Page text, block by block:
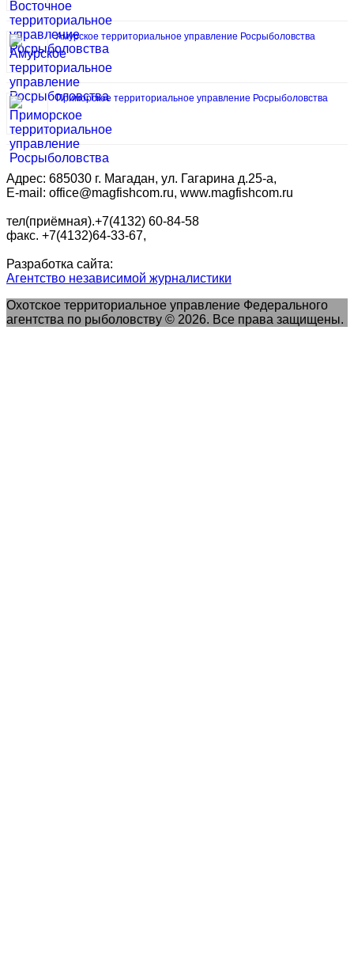
Амурское территориальное управление Росрыболовства
Приморское территориальное управление Росрыболовства
Адрес: 685030 г. Магадан, ул. Гагарина д.25-а,
E-mail: office@magfishcom.ru, www.magfishcom.ru
тел(приёмная).+7(4132) 60-84-58
факс. +7(4132)64-33-67,
Разработка сайта:
Агентство независимой журналистики
Охотское территориальное управление Федерального
агентства по рыболовству © 2026. Все права защищены.